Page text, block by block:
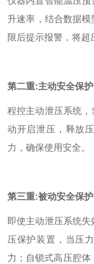
升速率，结合数据
限后提示报警，将超
第二重:主动安全保护
程控主动泄压系统
动开启泄压，释放
力，确保使用安全。
第三重:被动安全保护
即使主动泄压系统失
压保护装置，当压
力；自锁式高